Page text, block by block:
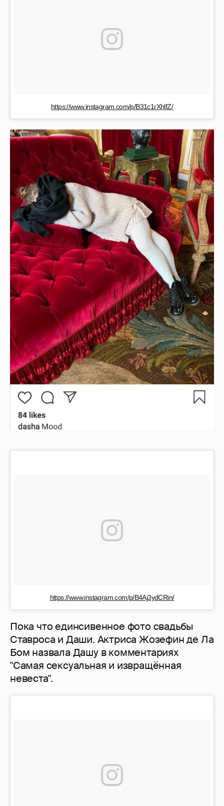
https://www.instagram.com/p/B31c1rXhlfZ/
https://www.instagram.com/p/B4Aj3ydCRin/
Пока что единсивенное фото свадьбы
Ставроса и Даши. Актриса Жозефин де Ла
Бом назвала Дашу в комментариях
"Самая сексуальная и извращённая
невеста".